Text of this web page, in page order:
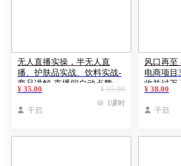
无人直播实操，半无人直
播、护肤品实战、饮料实战-
商品讲解,直播间自动点赞
¥ 35.00
¥ 35.00
 千启
 1课时
风口再至
电商项目
收益过万
¥ 38.00
 千启